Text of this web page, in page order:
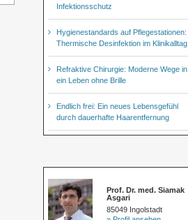
Infektionsschutz
Hygienestandards auf Pflegestationen:
Thermische Desinfektion im Klinikalltag
Refraktive Chirurgie: Moderne Wege in
ein Leben ohne Brille
Endlich frei: Ein neues Lebensgefühl
durch dauerhafte Haarentfernung
Prof. Dr. med. Siamak
Asgari
85049 Ingolstadt